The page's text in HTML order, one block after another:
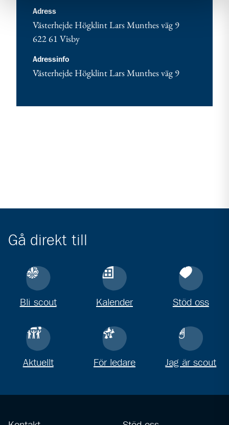
Adressadress för Salt Scout Visby
Västerhejde Högklint Lars Munthes väg 9
622 61 Visby
Adressinfo
Västerhejde Högklint Lars Munthes väg 9
Gå direkt till
Bli scout Kalender Stöd oss
Aktuellt För ledare Jag är scout